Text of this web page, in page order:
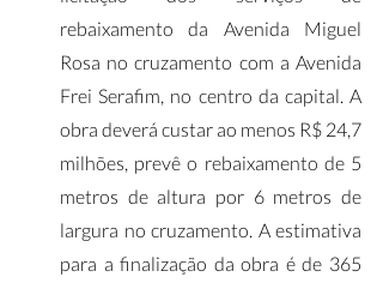
rebaixamento da Avenida Miguel
Rosa no cruzamento com a Avenida
Frei Serafim, no centro da capital. A
obra deverá custar ao menos R$ 24,7
milhões, prevê o rebaixamento de 5
metros de altura por 6 metros de
largura no cruzamento. A estimativa
para a finalização da obra é de 365